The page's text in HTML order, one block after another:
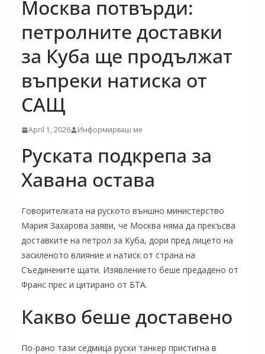
Москва потвърди:
петролните доставки
за Куба ще продължат
въпреки натиска от
САЩ
April 1, 2026 Информирваш ме
Руската подкрепа за
Хавана остава
Говорителката на руското външно министерство
Мария Захарова заяви, че Москва няма да прекъсва
доставките на петрол за Куба, дори пред лицето на
засиленото влияние и натиск от страна на
Съединените щати. Изявлението беше предадено от
Франс прес и цитирано от БТА.
Какво беше доставено
По-рано тази седмица руски танкер пристигна в